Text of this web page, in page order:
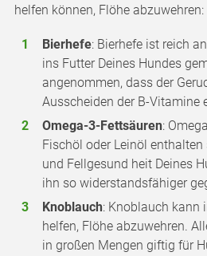
helfen können, Flöhe abzuwehren:
Bierhefe: Bierhefe ist reich
ins Futter Deines Hundes
angenommen, dass der
Ausscheiden der B-Vitamine
Omega-3-Fettsäuren:
Fischöl oder Leinöl
und Fellgesund heit Deines
ihn so widerstandsfähiger
Knoblauch: Knoblauch kann
helfen, Flöhe abzuwehren.
in großen Mengen giftig für